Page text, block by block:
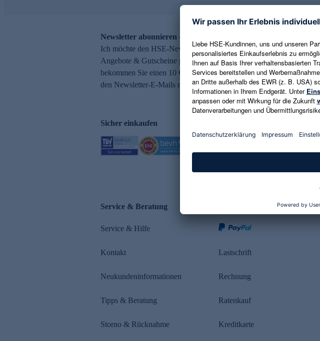
Newsletter abonnieren – 10 € Gutschein erhalten
Ich möchte den HSE-Newsletter abonnieren und aktuelle Trends,
Angebote & Gutscheine per E-Mail erhalten. Als Dankeschön
bekommen Sie einen 10 € Gutschein. Eine Abmeldung ist jederzeit in
den Newsletter-E-Mails möglich.
Sicher einkaufen
Service & Beratung
Service & Hilfe
Kontakt
Neukundeninformationen
Tipps & Beratung
Storno & Rücknahme
Lastschrift
Rechnung
Ratenkauf
Kreditkarte